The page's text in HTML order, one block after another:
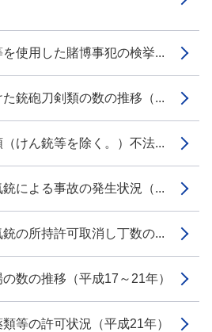
使用した賭博事犯の検挙...
銃砲刀剣類の数の推移（...
けん銃等を除く。）不法...
による事故の発生状況（...
の所持許可取消し丁数の...
数の推移（平成17～21年）
等の許可状況（平成21年）